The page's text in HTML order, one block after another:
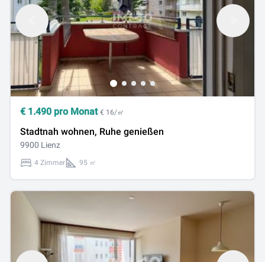
€ 1.490 pro Monat € 16/㎡
Stadtnah wohnen, Ruhe genießen
9900 Lienz
4 Zimmer 95 ㎡